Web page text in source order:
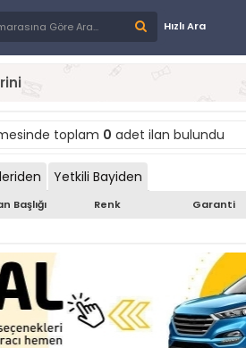
Hızlı Ara
toplam 0 adet ilan bulundu
Yetkili Bayiden
Başlığı Renk Garanti